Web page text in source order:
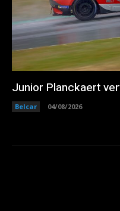
Junior Planckaert
Belcar 04/08/2026